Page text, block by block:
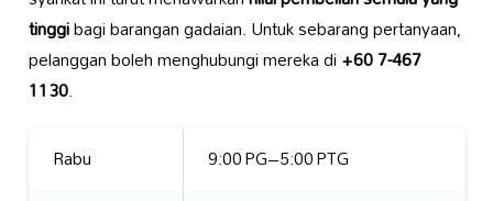
tinggibagi barangan gadaian. Untuk sebarang pertanyaan,
pelanggan boleh menghubungi mereka di+60 7-467
1130.
Rabu
9:00 PG–5:00 PTG